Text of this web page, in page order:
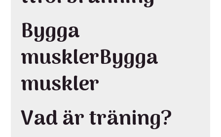
Bygga
musklerBygga
muskler
Vad är träning?